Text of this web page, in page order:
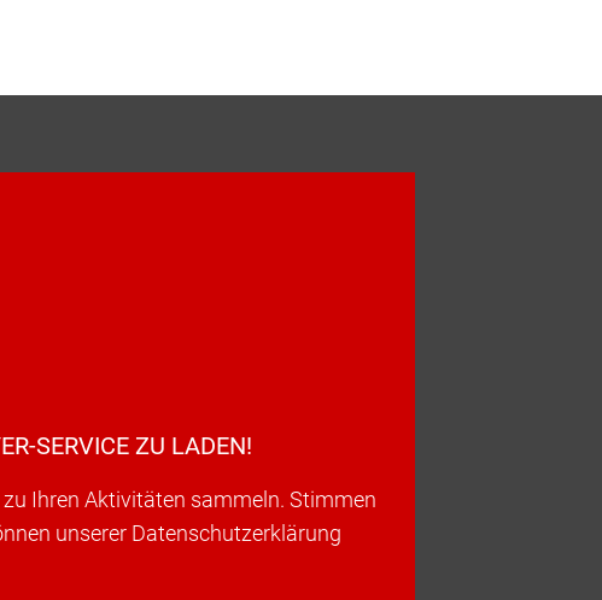
SERVICE ZU LADEN!
Ihren Aktivitäten sammeln. Stimmen
unserer Datenschutzerklärung